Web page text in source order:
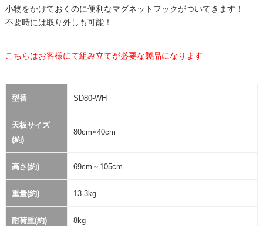
小物をかけておくのに便利なマグネットフックがついてきます！
不要時には取り外しも可能！
こちらはお客様にて組み立てが必要な製品になります
型番 SD80-WH
天板サイズ
(約)
80cm×40cm
高さ(約) 69cm～105cm
重量(約) 13.3kg
耐荷重(約) 8kg